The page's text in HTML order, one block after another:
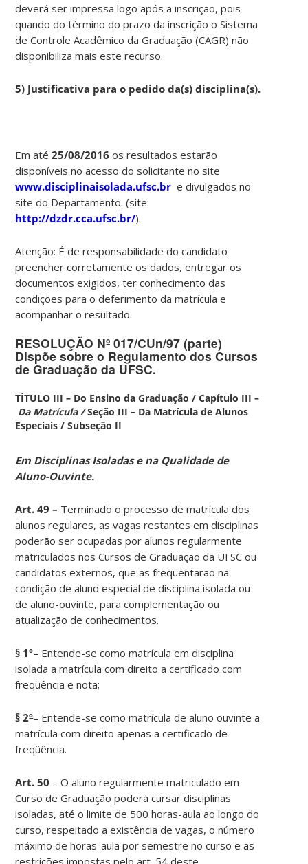
deverá ser impressa logo após a inscrição, pois
quando do término do prazo da inscrição o Sistema
de Controle Acadêmico da Graduação (CAGR) não
disponibiliza mais este recurso.
5) Justificativa para o pedido da(s) disciplina(s).
Em até25/08/2016 os resultados estarão
disponíveis no acesso do solicitante no site
www.disciplinaisolada.ufsc.br e divulgados no
site do Departamento. (site:
http://dzdr.cca.ufsc.br/).
Atenção: É de responsabilidade do candidato
preencher corretamente os dados, entregar os
documentos exigidos, ter conhecimento das
condições para o deferimento da matrícula e
acompanhar o resultado.
RESOLUÇÃO Nº 017/CUn/97 (parte)
Dispõe sobre o Regulamento dos Cursos
de Graduação da UFSC.
TÍTULO III – Do Ensino da Graduação / Capítulo III –
Da Matrícula /Seção III – Da Matrícula de Alunos
Especiais /Subseção II
Em Disciplinas Isoladas e na Qualidade de
Aluno-Ouvinte.
Art. 49 – Terminado o processo de matrícula dos
alunos regulares, as vagas restantes em disciplinas
poderão ser ocupadas por alunos regularmente
matriculados nos Cursos de Graduação da UFSC ou
candidatos externos, que as freqüentarão na
condição de aluno especial de disciplina isolada ou
de aluno-ouvinte, para complementação ou
atualização de conhecimentos.
§ 1º– Entende-se como matrícula em disciplina
isolada a matrícula com direito a certificado com
freqüência e nota;
§ 2º– Entende-se como matrícula de aluno ouvinte a
matrícula com direito apenas a certificado de
freqüência.
Art. 50 – O aluno regularmente matriculado em
Curso de Graduação poderá cursar disciplinas
isoladas, até o limite de 500 horas-aula ao longo do
curso, respeitado a existência de vagas, o número
máximo de horas-aula por semestre no curso e as
restrições impostas pelo art. 54 deste